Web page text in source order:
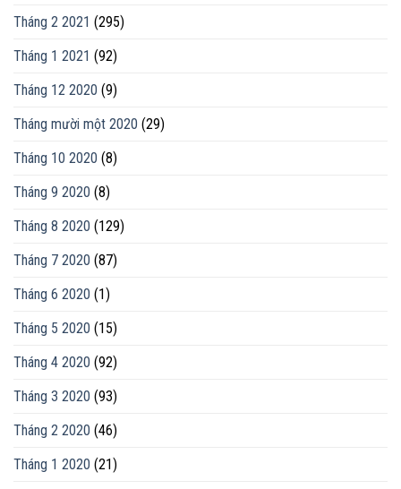
Tháng 2 2021 (295)
Tháng 1 2021 (92)
Tháng 12 2020 (9)
Tháng mười một 2020 (29)
Tháng 10 2020 (8)
Tháng 9 2020 (8)
Tháng 8 2020 (129)
Tháng 7 2020 (87)
Tháng 6 2020 (1)
Tháng 5 2020 (15)
Tháng 4 2020 (92)
Tháng 3 2020 (93)
Tháng 2 2020 (46)
Tháng 1 2020 (21)